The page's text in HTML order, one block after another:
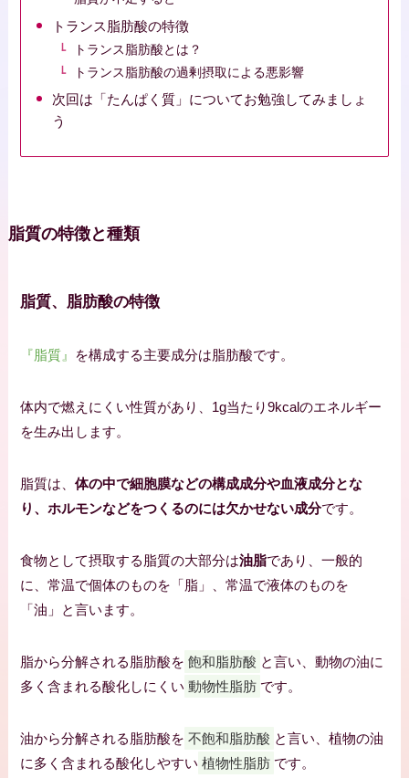
トランス脂肪酸の特徴
トランス脂肪酸とは？
トランス脂肪酸の過剰摂取による悪影響
次回は「たんぱく質」についてお勉強してみましょ
う
脂質の特徴と種類
脂質、脂肪酸の特徴
『脂質』 を構成する主要成分は脂肪酸です。
体内で燃えにくい性質があり、1g当たり9kcalのエネルギー
を生み出します。
脂質は、体の中で細胞膜などの構成成分や血液成分とな
り、ホルモンなどをつくるのには欠かせない成分です。
食物として摂取する脂質の大部分は油脂であり、一般的
に、常温で個体のものを「脂」、常温で液体のものを
「油」と言います。
脂から分解される脂肪酸を 飽和脂肪酸 と言い、動物の油に
多く含まれる酸化しにくい 動物性脂肪 です。
油から分解される脂肪酸を 不飽和脂肪酸 と言い、植物の油
に多く含まれる酸化しやすい 植物性脂肪 です。